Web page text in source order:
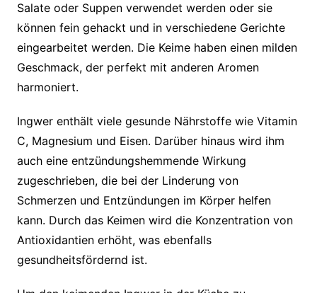
Salate oder Suppen verwendet werden oder sie
können fein gehackt und in verschiedene Gerichte
eingearbeitet werden. Die Keime haben einen milden
Geschmack, der perfekt mit anderen Aromen
harmoniert.
Ingwer enthält viele gesunde Nährstoffe wie Vitamin
C, Magnesium und Eisen. Darüber hinaus wird ihm
auch eine entzündungshemmende Wirkung
zugeschrieben, die bei der Linderung von
Schmerzen und Entzündungen im Körper helfen
kann. Durch das Keimen wird die Konzentration von
Antioxidantien erhöht, was ebenfalls
gesundheitsfördernd ist.